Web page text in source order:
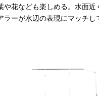
や花なども楽しめる。水面近
ラーが水辺の表現にマッチし